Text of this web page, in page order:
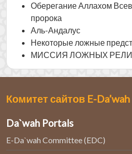
Оберегание Аллахом
пророка
Аль-Андалус
Некоторые ложные
МИССИЯ ЛОЖНЫХ
Комитет сайтов E-Da’wah
Da`wah Portals
E-Da`wah Committee (EDC)